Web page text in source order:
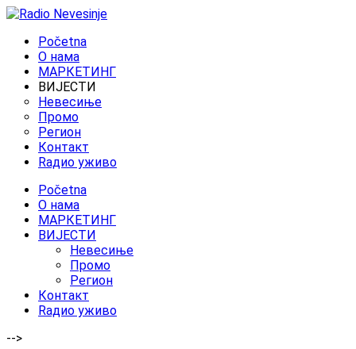
Početna
O нама
МАРКЕТИНГ
ВИЈЕСТИ
Невесиње
Промо
Регион
Контакт
Rадио уживо
Početna
O нама
МАРКЕТИНГ
ВИЈЕСТИ
Невесиње
Промо
Регион
Контакт
Rадио уживо
-->